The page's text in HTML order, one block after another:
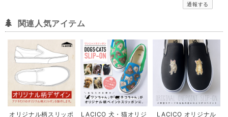
通報する
関連人気アイテム
オリジナル柄スリッポ LACICO 犬・猫オリジ LACICO オリジナル